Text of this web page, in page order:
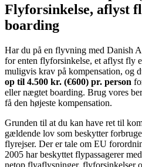
Flyforsinkelse, aflyst
boarding
Har du på en flyvning med Danish
for enten flyforsinkelse, et aflyst fly
muligvis krav på kompensation, og
op til 4.500 kr. (€600) pr. person
eller nægtet boarding. Brug vores
få den højeste kompensation.
Grunden til at du kan have ret til
gældende lov som beskytter
flyrejser. Der er tale om EU
2005 har beskyttet flypassagerer
netop flyaflysninger, flyforsinkelser